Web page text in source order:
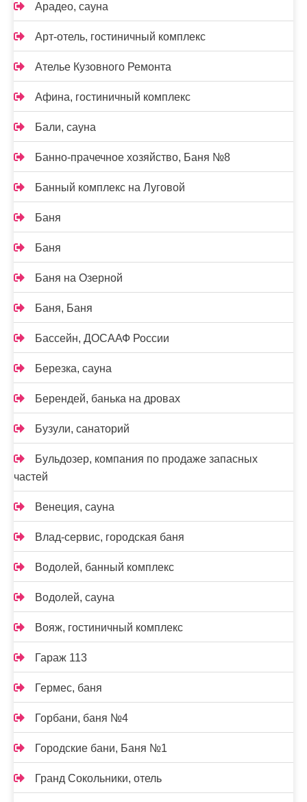
Арадео, сауна
Арт-отель, гостиничный комплекс
Ателье Кузовного Ремонта
Афина, гостиничный комплекс
Бали, сауна
Банно-прачечное хозяйство, Баня №8
Банный комплекс на Луговой
Баня
Баня
Баня на Озерной
Баня, Баня
Бассейн, ДОСААФ России
Березка, сауна
Берендей, банька на дровах
Бузули, санаторий
Бульдозер, компания по продаже запасных
частей
Венеция, сауна
Влад-сервис, городская баня
Водолей, банный комплекс
Водолей, сауна
Вояж, гостиничный комплекс
Гараж 113
Гермес, баня
Горбани, баня №4
Городские бани, Баня №1
Гранд Сокольники, отель